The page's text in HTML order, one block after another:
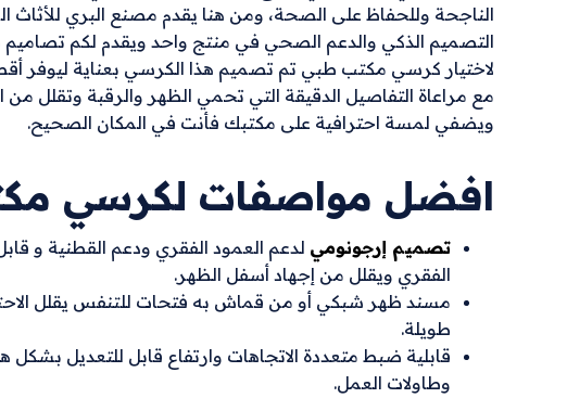
الناجحة وللحفاظ على الصحة، ومن هنا يقدم مصنع البري للأثاث
التصميم الذكي والدعم الصحي في منتج واحد ويقدم لكم تصاميم
لاختيار كرسي مكتب طبي تم تصميم هذا الكرسي بعناية ليوفر
مع مراعاة التفاصيل الدقيقة التي تحمي الظهر والرقبة وتقلل
ويضفي لمسة احترافية على مكتبك فأنت في المكان الصحيح.
افضل مواصفات لكرسي
تصميم إرجونومي لدعم العمود الفقري ودعم القطنية و
الفقري ويقلل من إجهاد أسفل الظهر.
مسند ظهر شبكي أو من قماش به فتحات للتنفس يقلل
طويلة.
قابلية ضبط متعددة الاتجاهات وارتفاع قابل للتعديل
وطاولات العمل.